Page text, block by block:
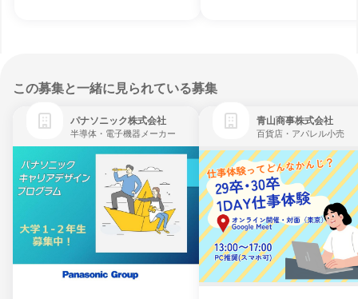
この募集と一緒に見られている募集
パナソニック株式会社
半導体・電子機器メーカー
青山商事株式会社
百貨店・アパレル小売